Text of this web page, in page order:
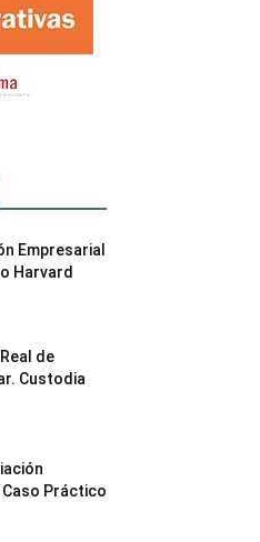
Empresarial
Harvard
de
Custodia
Caso Práctico